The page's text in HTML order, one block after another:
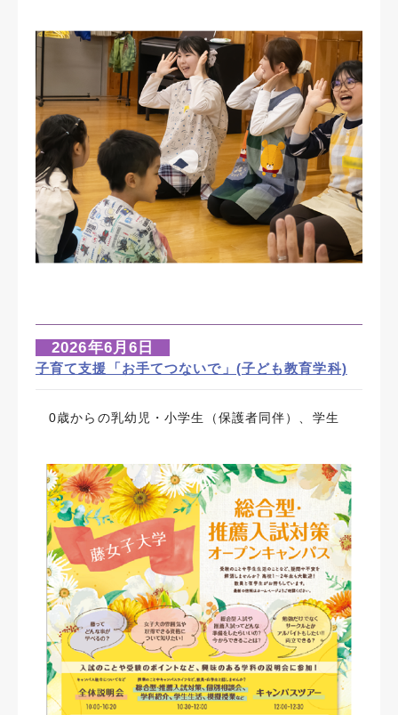
2026年6月6日
子育て支援「お手てつないで」(子ども教育学科)
0歳からの乳幼児・小学生（保護者同伴）、学生